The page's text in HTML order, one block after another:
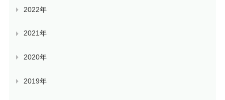
2022年
2021年
2020年
2019年